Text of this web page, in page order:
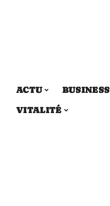
ACTU BUSINESS
VITALITÉ